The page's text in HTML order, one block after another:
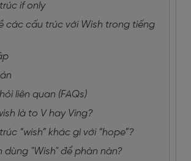
if only
các cấu trúc với Wish trong tiếng
liên quan (FAQs)
là to V hay Ving?
“wish” khác gì với “hope”?
dùng "Wish" để phàn nàn?